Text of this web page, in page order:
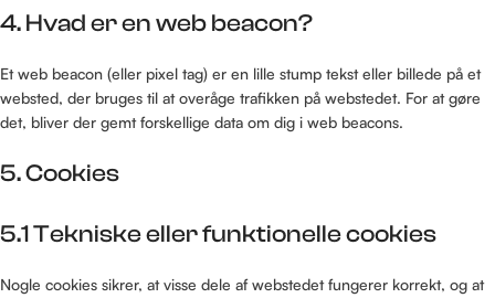
4. Hvad er en web beacon?
Et web beacon (eller pixel tag) er en lille stump tekst eller billede på et
websted, der bruges til at overåge trafikken på webstedet. For at gøre
det, bliver der gemt forskellige data om dig i web beacons.
5. Cookies
5.1 Tekniske eller funktionelle cookies
Nogle cookies sikrer, at visse dele af webstedet fungerer korrekt, og at